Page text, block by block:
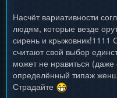
Насчёт вариативности
людям, которые везде
сирень и крыжовник!1111
считают свой выбор
может не нравиться (даже
определённый типаж
Страдайте